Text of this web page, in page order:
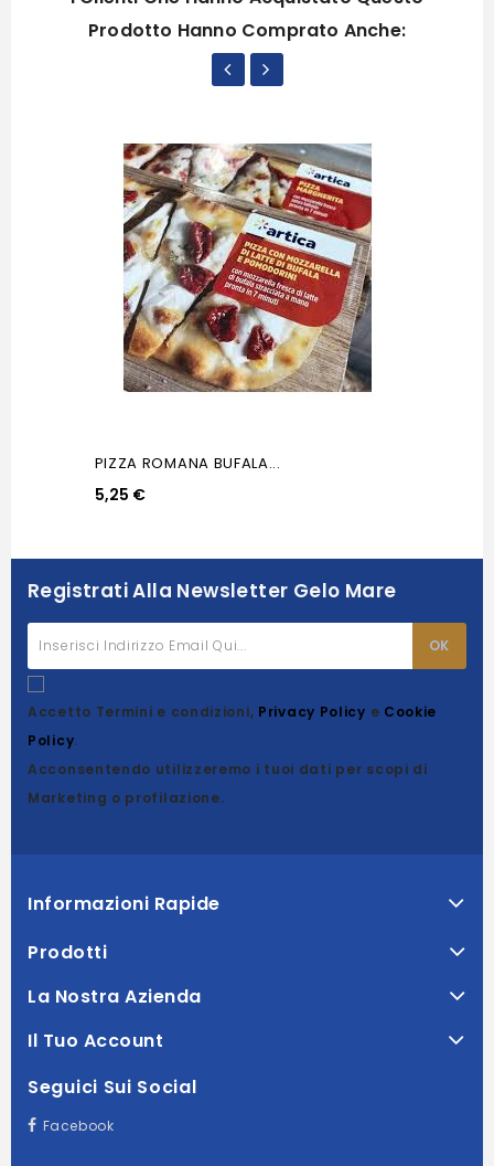
Prodotto Hanno Comprato Anche:
PIZZA ROMANA BUFALA...
5,25 €
Registrati Alla Newsletter Gelo Mare
Accetto Termini e condizioni, Privacy Policy e Cookie
Policy.
Acconsentendo utilizzeremo i tuoi dati per scopi di
Marketing o profilazione.
Informazioni Rapide
Prodotti
La Nostra Azienda
Il Tuo Account
Seguici Sui Social
Facebook